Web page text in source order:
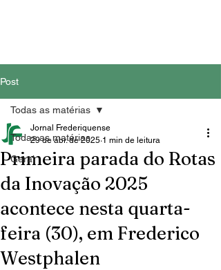
Post
Todas as matérias
Geral
Todas as matérias
Primeira parada do Rotas
da Inovação 2025
acontece nesta quarta-
feira (30), em Frederico
Westphalen
Jornal Frederiquense
29 de abr. de 2025 1 min de leitura